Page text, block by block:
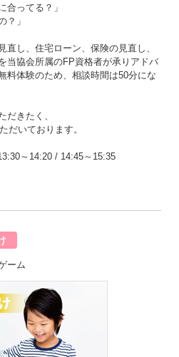
合ってる？」
？」
直し、住宅ローン、保険の見直し、
当協会所属のFP資格者が承りアドバ
料体験のため、相談時間は50分にな
きたく、
だいております。
～14:20 / 14:45～15:35
ーム